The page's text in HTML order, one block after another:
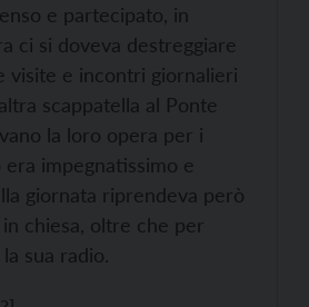
e partecipato, in
ci si doveva destreggiare
visite e incontri giornalieri
scappatella al Ponte
la loro opera per i
impegnatissimo e
giornata riprendeva però
chiesa, oltre che per
sua radio.